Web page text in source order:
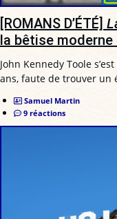
[ROMANS D’ÉTÉ]
la bêtise moderne
John Kennedy Toole
ans, faute de trouver un
Samuel Martin
9 réactions